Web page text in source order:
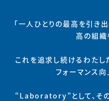
「一人ひとりの最高を引き
高の組織
これを追求し続けるわたし
フォーマンス
“Laboratory”として、そ